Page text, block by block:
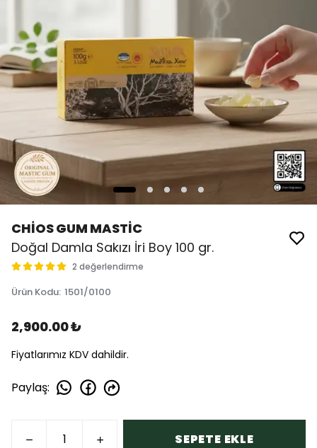
CHİOS GUM MASTİC
Doğal Damla Sakızı İri Boy 100 gr.
2 değerlendirme
Ürün Kodu: 1501/0100
2,900.00 ₺
Fiyatlarımız KDV dahildir.
Paylaş:
SEPETE EKLE